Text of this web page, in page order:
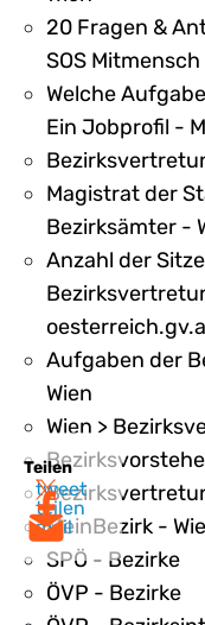
Teilen
tweet
teilen
mail
20 Fragen &
SOS
Welche
Ein Jobprofil -
Magistrat der
Bezirksämter -
Anzahl der
Aufgaben der
Wien
Wien >
MeinBezirk -
SPÖ - Bezirke
ÖVP - Bezirke